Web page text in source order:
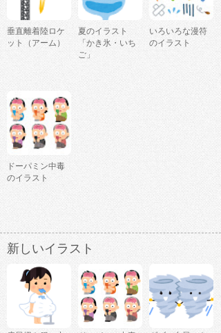
垂直離着陸ロケ
ット（アーム）
夏のイラスト
「かき氷・いち
ご」
いろいろな漫符
のイラスト
ドーパミン中毒
のイラスト
新しいイラスト